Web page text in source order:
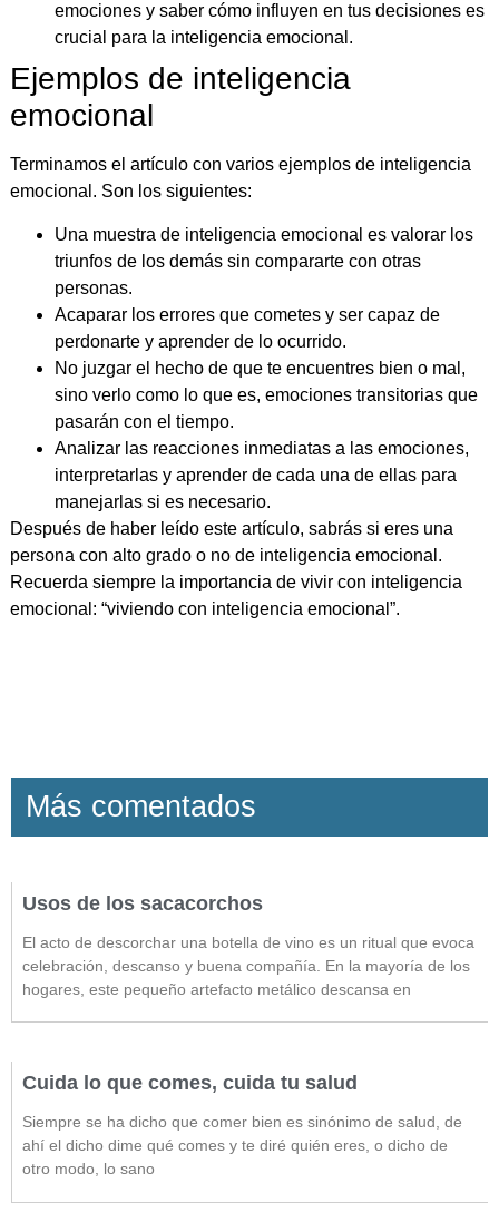
emociones y saber cómo influyen en tus decisiones es
crucial para la inteligencia emocional.
Ejemplos de inteligencia
emocional
Terminamos el artículo con varios ejemplos de inteligencia
emocional. Son los siguientes:
Una muestra de inteligencia emocional es valorar los
triunfos de los demás sin compararte con otras
personas.
Acaparar los errores que cometes y ser capaz de
perdonarte y aprender de lo ocurrido.
No juzgar el hecho de que te encuentres bien o mal,
sino verlo como lo que es, emociones transitorias que
pasarán con el tiempo.
Analizar las reacciones inmediatas a las emociones,
interpretarlas y aprender de cada una de ellas para
manejarlas si es necesario.
Después de haber leído este artículo, sabrás si eres una
persona con alto grado o no de inteligencia emocional.
Recuerda siempre la importancia de vivir con inteligencia
emocional: “viviendo con inteligencia emocional”.
Más comentados
Usos de los sacacorchos
El acto de descorchar una botella de vino es un ritual que evoca
celebración, descanso y buena compañía. En la mayoría de los
hogares, este pequeño artefacto metálico descansa en
Cuida lo que comes, cuida tu salud
Siempre se ha dicho que comer bien es sinónimo de salud, de
ahí el dicho dime qué comes y te diré quién eres, o dicho de
otro modo, lo sano